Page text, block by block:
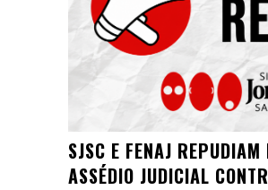
SJSC E FENAJ REPUDIAM
ASSÉDIO JUDICIAL